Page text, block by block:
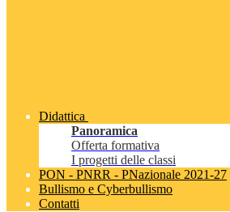
Didattica
Panoramica
Offerta formativa
I progetti delle classi
PON - PNRR - PNazionale 2021-27
Bullismo e Cyberbullismo
Contatti